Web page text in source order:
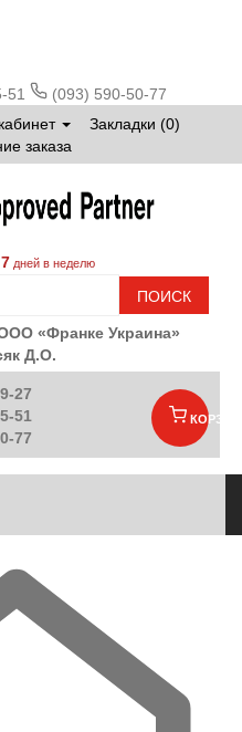
51
(093) 590-50-77
Закладки (0)
заказа
7 дней в неделю
ПОИСК
«Франке Украина»
Д.О.
27
51
77